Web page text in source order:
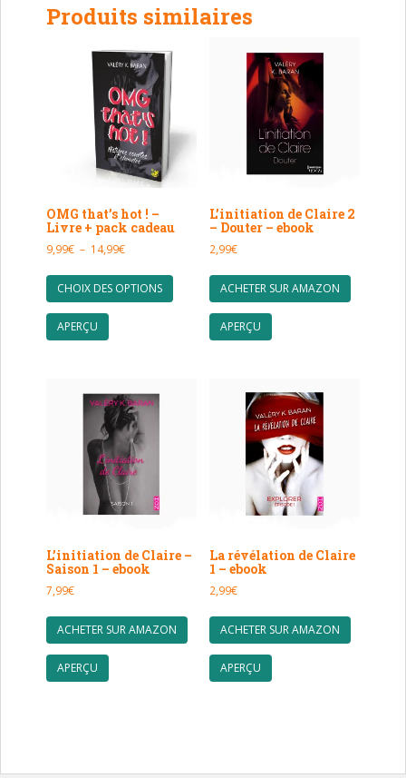
Produits similaires
OMG that’s hot ! –
Livre + pack cadeau
9,99€ – 14,99€Plage
prix :
9,99€
CHOIX DES OPTIONS
Ce
plusieurs
produit
APERÇU
L’initiation de Claire 2
– Douter – ebook
2,99€
ACHETER SUR AMAZON
APERÇU
L’initiation de Claire –
Saison 1 – ebook
7,99€
ACHETER SUR AMAZON
APERÇU
La révélation de Claire
1 – ebook
2,99€
ACHETER SUR AMAZON
APERÇU